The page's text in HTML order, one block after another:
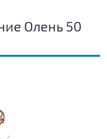
Олень 50